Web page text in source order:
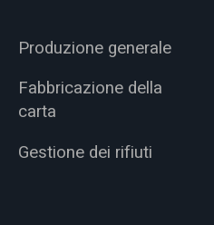
Produzione generale
Fabbricazione della
carta
Gestione dei rifiuti